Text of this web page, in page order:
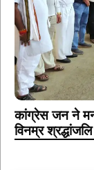
कांग्रेस जन ने
विनम्र